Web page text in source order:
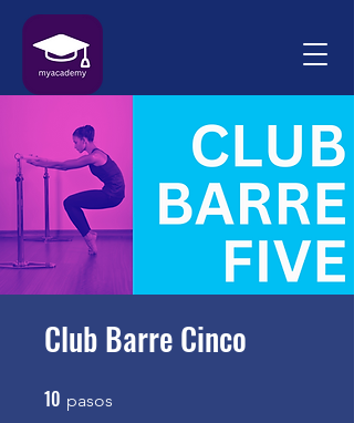
Club Barre Cinco
10 pasos